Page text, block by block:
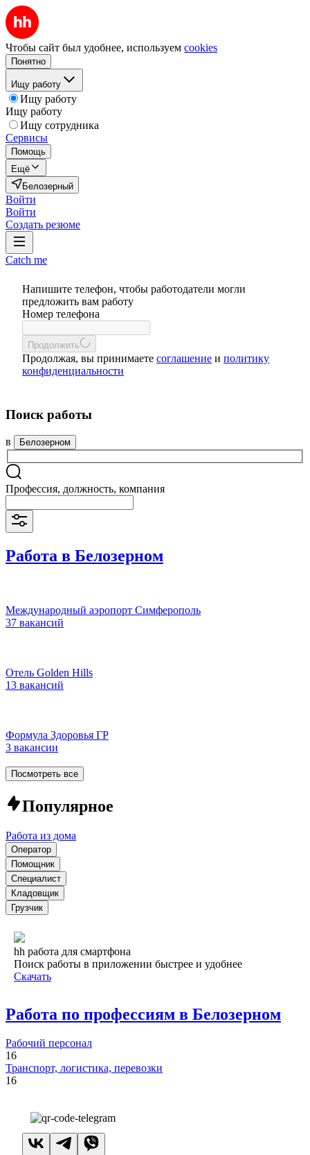
Чтобы сайт был удобнее, используем cookies
Понятно
Ищу работу
Ищу работу
Ищу работу
Ищу сотрудника
Сервисы
Помощь
Ещё
Белозерный
Войти
Войти
Создать резюме
Catch me
Напишите телефон, чтобы работодатели могли
предложить вам работу
Номер телефона
Продолжить
Продолжая, вы принимаете соглашение и политику
конфиденциальности
Поиск работы
в Белозерном
Профессия, должность, компания
Работа в Белозерном
Международный аэропорт Симферополь
37 вакансий
Отель Golden Hills
13 вакансий
Формула Здоровья ГР
3 вакансии
Посмотреть все
Популярное
Работа из дома
Оператор
Помощник
Специалист
Кладовщик
Грузчик
hh работа для смартфона
Поиск работы в приложении быстрее и удобнее
Скачать
Работа по профессиям в Белозерном
Рабочий персонал
16
Транспорт, логистика, перевозки
16